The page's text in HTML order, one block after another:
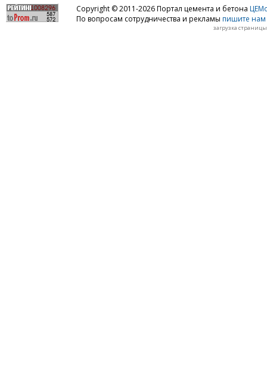
Copyright © 2011-2026 Портал цемента и бетона
По вопросам сотрудничества и рекламы пишите нам
загрузка